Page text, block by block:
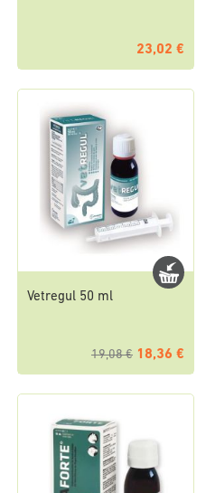
23,02 €
Vetregul 50 ml
19,08 € 18,36 €